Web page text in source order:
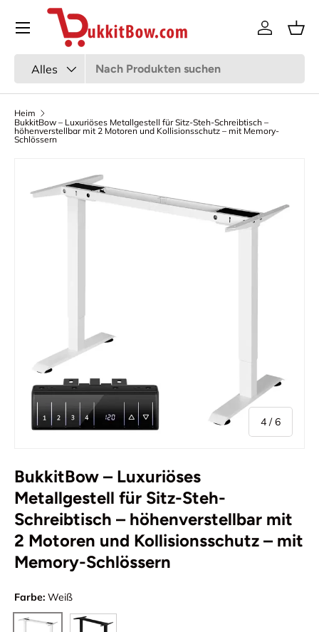
Zum Inhalt gehen
Alles
Speisekarte
Heim
BukkitBow – Luxuriöses Metallgestell für Sitz-Steh-Schreibtisch –
höhenverstellbar mit 2 Motoren und Kollisionsschutz – mit Memory-
Schlössern
4 /von
6
BukkitBow – Luxuriöses
Metallgestell für Sitz-Steh-
Schreibtisch – höhenverstellbar mit
2 Motoren und Kollisionsschutz – mit
Memory-Schlössern
Farbe: Weiß
Weiß Schwarz